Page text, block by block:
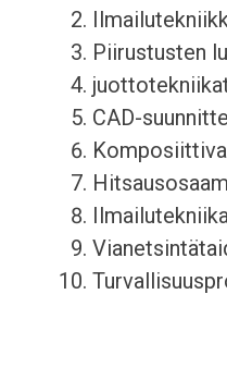
Piirustusten
CAD-